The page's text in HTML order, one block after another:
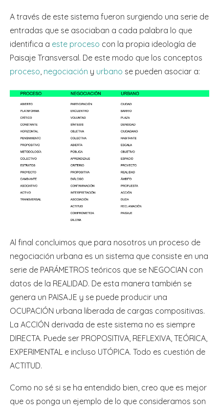
A través de este sistema fueron surgiendo una serie de
entradas que se asociaban a cada palabra lo que
identifica a este proceso con la propia ideología de
Paisaje Transversal. De este modo que los conceptos
proceso negociación y urbano se pueden asociar a:
Al final concluimos que para nosotros un proceso de
negociación urbana es un sistema que consiste en una
serie de PARÁMETROS teóricos que se NEGOCIAN con
datos de la REALIDAD. De esta manera también se
genera un PAISAJE y se puede producir una
OCUPACIÓN urbana liberada de cargas compositivas.
La ACCIÓN derivada de este sistema no es siempre
DIRECTA. Puede ser PROPOSITIVA, REFLEXIVA, TEÓRICA,
EXPERIMENTAL e incluso UTÓPICA. Todo es cuestión de
ACTITUD.
Como no sé si se ha entendido bien, creo que es mejor
que os ponga un ejemplo de lo que consideramos son